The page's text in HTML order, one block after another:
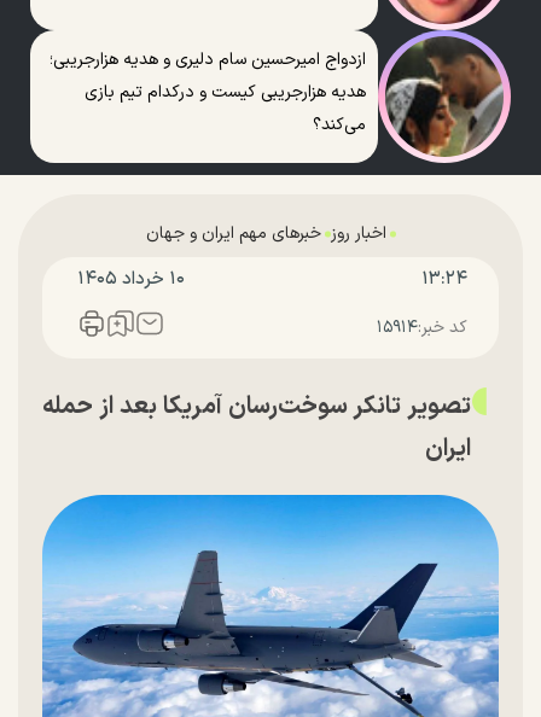
ازدواج امیرحسین سام دلیری و هدیه هزارجریبی؛
هدیه هزارجریبی کیست و درکدام تیم بازی
می‌کند؟
اخبار روز خبرهای مهم ایران و جهان
۱۳:۲۴ ۱۰ خرداد ۱۴۰۵
کد خبر:۱۵۹۱۴
تصویر تانکر سوخت‌رسان آمریکا بعد از حمله
ایران